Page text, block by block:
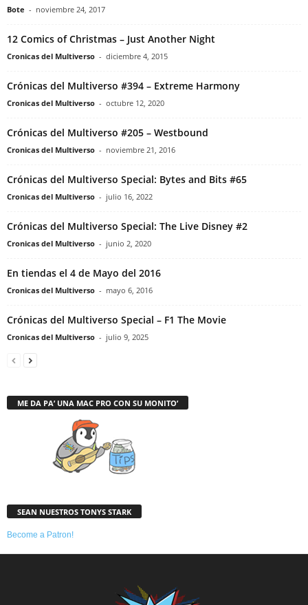
Bote - noviembre 24, 2017
12 Comics of Christmas – Just Another Night
Cronicas del Multiverso - diciembre 4, 2015
Crónicas del Multiverso #394 – Extreme Harmony
Cronicas del Multiverso - octubre 12, 2020
Crónicas del Multiverso #205 – Westbound
Cronicas del Multiverso - noviembre 21, 2016
Crónicas del Multiverso Special: Bytes and Bits #65
Cronicas del Multiverso - julio 16, 2022
Crónicas del Multiverso Special: The Live Disney #2
Cronicas del Multiverso - junio 2, 2020
En tiendas el 4 de Mayo del 2016
Cronicas del Multiverso - mayo 6, 2016
Crónicas del Multiverso Special – F1 The Movie
Cronicas del Multiverso - julio 9, 2025
ME DA PA’ UNA MAC PRO CON SU MONITO’
SEAN NUESTROS TONYS STARK
Become a Patron!